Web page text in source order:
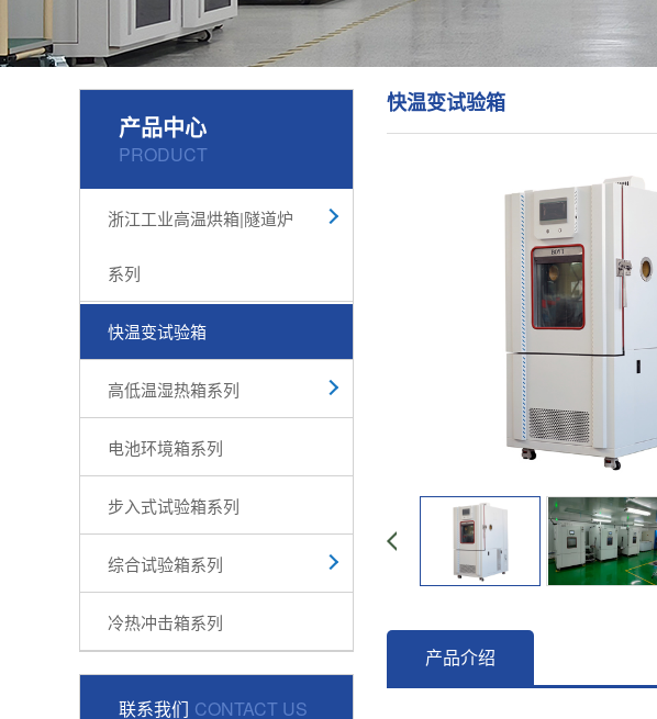
产品中心
PRODUCT
浙江工业高温烘箱|隧道炉
系列
快温变试验箱
高低温湿热箱系列
电池环境箱系列
步入式试验箱系列
综合试验箱系列
冷热冲击箱系列
联系我们 CONTACT US
快温变试验箱
产品介绍